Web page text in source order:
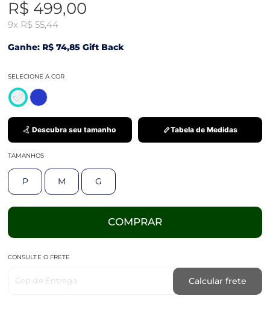
R$ 499,00
9x R$ 55,44
Ganhe: R$ 74,85 Gift Back
SELECIONE A COR
Descubra seu tamanho Tabela de Medidas
TAMANHOS
P M G
COMPRAR
CONSULTE O FRETE
Cep de Entrega Calcular frete